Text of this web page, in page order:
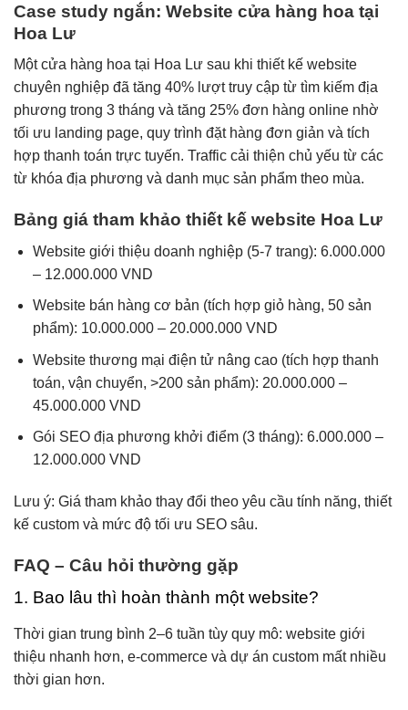
Case study ngắn: Website cửa hàng hoa tại
Hoa Lư
Một cửa hàng hoa tại Hoa Lư sau khi thiết kế website
chuyên nghiệp đã tăng 40% lượt truy cập từ tìm kiếm địa
phương trong 3 tháng và tăng 25% đơn hàng online nhờ
tối ưu landing page, quy trình đặt hàng đơn giản và tích
hợp thanh toán trực tuyến. Traffic cải thiện chủ yếu từ các
từ khóa địa phương và danh mục sản phẩm theo mùa.
Bảng giá tham khảo thiết kế website Hoa Lư
Website giới thiệu doanh nghiệp (5-7 trang): 6.000.000
– 12.000.000 VND
Website bán hàng cơ bản (tích hợp giỏ hàng, 50 sản
phẩm): 10.000.000 – 20.000.000 VND
Website thương mại điện tử nâng cao (tích hợp thanh
toán, vận chuyển, >200 sản phẩm): 20.000.000 –
45.000.000 VND
Gói SEO địa phương khởi điểm (3 tháng): 6.000.000 –
12.000.000 VND
Lưu ý: Giá tham khảo thay đổi theo yêu cầu tính năng, thiết
kế custom và mức độ tối ưu SEO sâu.
FAQ – Câu hỏi thường gặp
1. Bao lâu thì hoàn thành một website?
Thời gian trung bình 2–6 tuần tùy quy mô: website giới
thiệu nhanh hơn, e-commerce và dự án custom mất nhiều
thời gian hơn.